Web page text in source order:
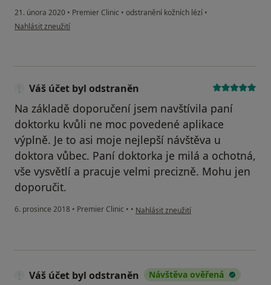
21. února 2020 • Premier Clinic • odstranění kožních lézí •
podle názoru uživatele Magdalena Kašparová
Nahlásit zneužití
Váš účet byl odstraněn
Na základě doporučení jsem navštívila paní
doktorku kvůli ne moc povedené aplikace
výplně. Je to asi moje nejlepší návštěva u
doktora vůbec. Paní doktorka je milá a ochotná,
vše vysvětlí a pracuje velmi precizně. Mohu jen
doporučit.
6. prosince 2018 • Premier Clinic • • podle názoru uživatele Váš účet byl
Nahlásit zneužití
Váš účet byl odstraněn Návštěva ověřená